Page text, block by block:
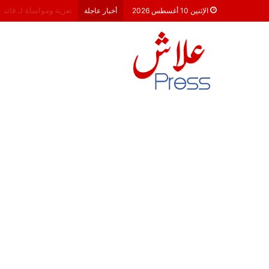
الإثنين 10 أغسطس 2026 أخبار عاجلة هشام جناح: من تألق